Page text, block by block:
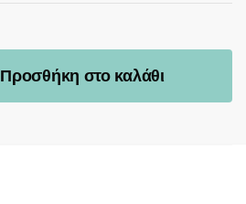
Προσθήκη στο καλάθι